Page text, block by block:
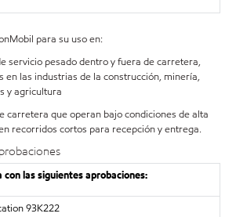
para su uso en:
servicio pesado dentro y fuera de carretera,
en las industrias de la construcción, minería,
y agricultura
carretera que operan bajo condiciones de alta
recorridos cortos para recepción y entrega.
las siguientes aprobaciones:
93K222